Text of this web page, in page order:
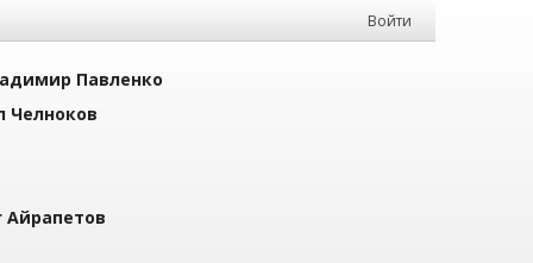
Войти
Павленко
Челноков
Айрапетов